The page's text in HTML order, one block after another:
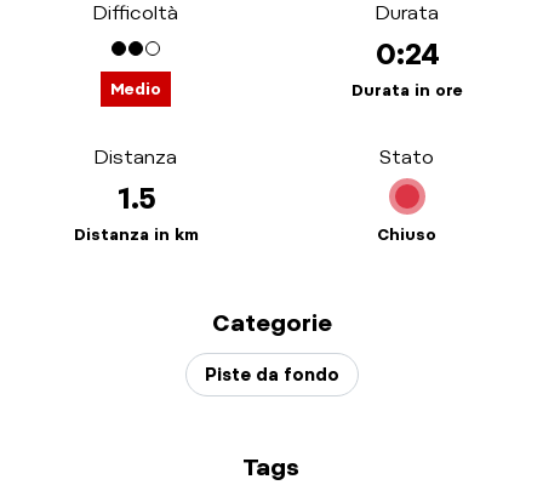
Difficoltà
Medio
Durata
0:24
Durata in ore
Distanza
1.5
Distanza in km
Stato
Chiuso
Categorie
Piste da fondo
Tags